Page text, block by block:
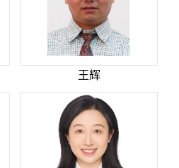
王辉